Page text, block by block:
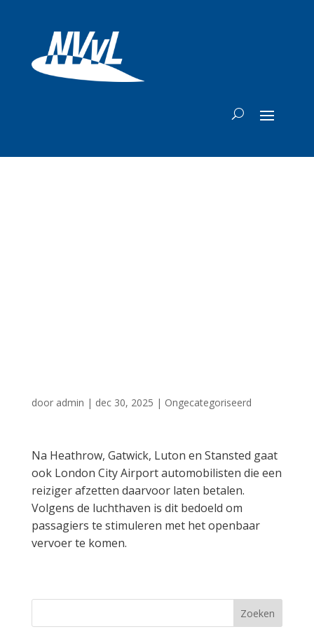
door admin | dec 30, 2025 | Ongecategoriseerd
Na Heathrow, Gatwick, Luton en Stansted gaat
ook London City Airport automobilisten die een
reiziger afzetten daarvoor laten betalen.
Volgens de luchthaven is dit bedoeld om
passagiers te stimuleren met het openbaar
vervoer te komen.
Zoeken